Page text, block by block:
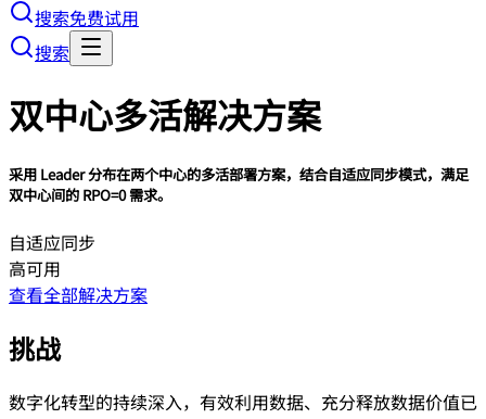
搜索免费试用
搜索
双中心多活解决方案
采用 Leader 分布在两个中心的多活部署方案，结合自适应同步模式，满足
双中心间的 RPO=0 需求。
自适应同步
高可用
查看全部解决方案
挑战
数字化转型的持续深入，有效利用数据、充分释放数据价值已